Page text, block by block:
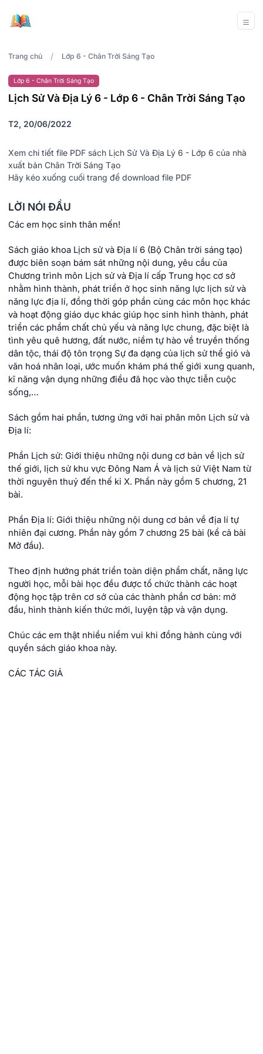
Trang chủ / Lớp 6 - Chân Trời Sáng Tạo
Lớp 6 - Chân Trời Sáng Tạo
Lịch Sử Và Địa Lý 6 - Lớp 6 - Chân Trời Sáng Tạo
T2, 20/06/2022
Xem chi tiết file PDF sách Lịch Sử Và Địa Lý 6 - Lớp 6 của nhà
xuất bản Chân Trời Sáng Tạo
Hãy kéo xuống cuối trang để download file PDF
LỜI NÓI ĐẦU
Các em học sinh thân mến!
Sách giáo khoa Lịch sử và Địa lí 6 (Bộ Chân trời sáng tạo)
được biên soạn bám sát những nội dung, yêu cầu của
Chương trình môn Lịch sử và Địa lí cấp Trung học cơ sở
nhằm hình thành, phát triển ở học sinh năng lực lịch sử và
năng lực địa lí, đồng thời góp phần cùng các môn học khác
và hoạt động giáo dục khác giúp học sinh hình thành, phát
triển các phẩm chất chủ yếu và năng lực chung, đặc biệt là
tình yêu quê hương, đất nước, niềm tự hào về truyền thống
dân tộc, thái độ tôn trọng Sự đa dạng của lịch sử thể gió và
văn hoá nhân loại, ước muốn khám phá thế giới xung quanh,
kĩ năng vận dụng những điều đã học vào thực tiễn cuộc
sống,…
Sách gồm hai phần, tương ứng với hai phân môn Lịch sử và
Địa lí:
Phần Lịch sử: Giới thiệu những nội dung cơ bản về lịch sử
thế giới, lịch sử khu vực Đông Nam Á và lịch sử Việt Nam từ
thời nguyên thuỷ đến thế kỉ X. Phần này gồm 5 chương, 21
bài.
Phần Địa lí: Giới thiệu những nội dung cơ bản về địa lí tự
nhiên đại cương. Phần này gồm 7 chương 25 bài (kể cả bài
Mở đầu).
Theo định hướng phát triển toàn diện phẩm chất, năng lực
người học, mỗi bài học đều được tổ chức thành các hoạt
động học tập trên cơ sở của các thành phần cơ bản: mở
đầu, hình thành kiến thức mới, luyện tập và vận dụng.
Chúc các em thật nhiều niềm vui khi đồng hành cùng với
quyển sách giáo khoa này.
CÁC TÁC GIẢ